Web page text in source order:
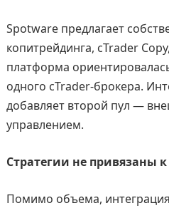
Spotware предлагает
копитрейдинга, cTrader
платформа
одного cTrader-брокера.
добавляет второй пул —
управлением.
Стратегии не привязаны
Помимо объема,